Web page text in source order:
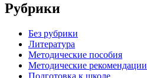
Рубрики
Без рубрики
Литература
Методические пособия
Методические рекомендации